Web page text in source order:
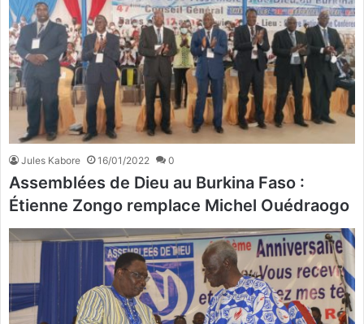
Jules Kabore 16/01/2022 0
Assemblées de Dieu au Burkina Faso :
Étienne Zongo remplace Michel Ouédraogo